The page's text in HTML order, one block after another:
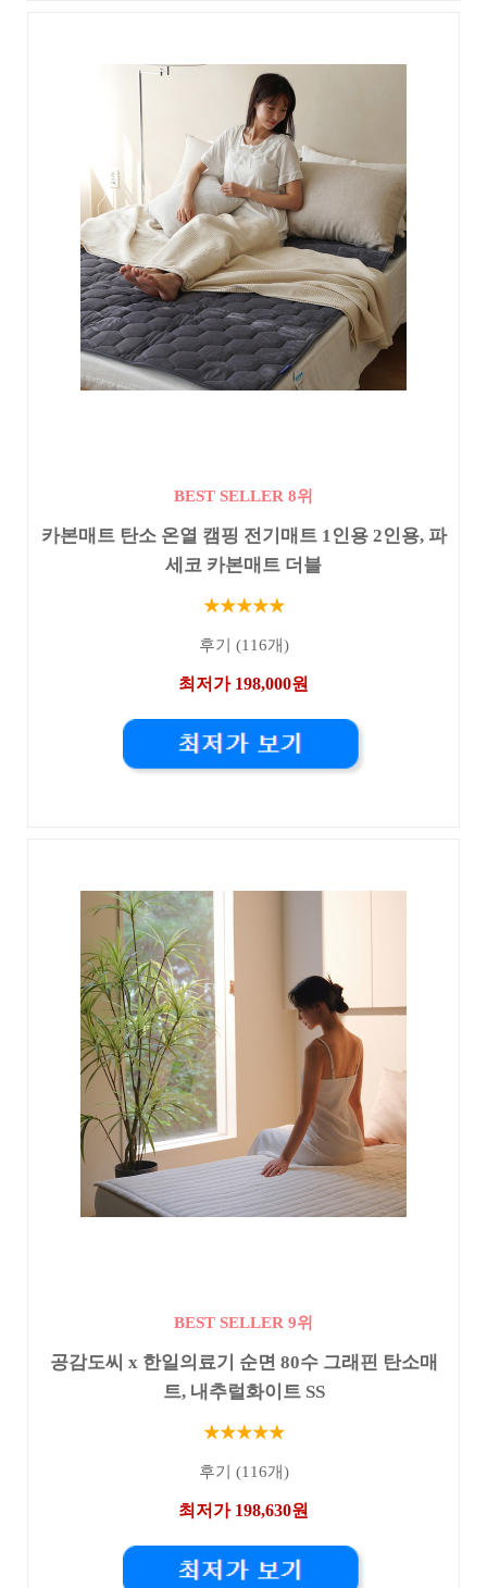
BEST SELLER 8위
카본매트 탄소 온열 캠핑 전기매트 1인용 2인용, 파
세코 카본매트 더블
★★★★★
후기 (116개)
최저가 198,000원
BEST SELLER 9위
공감도씨 x 한일의료기 순면 80수 그래핀 탄소매
트, 내추럴화이트 SS
★★★★★
후기 (116개)
최저가 198,630원